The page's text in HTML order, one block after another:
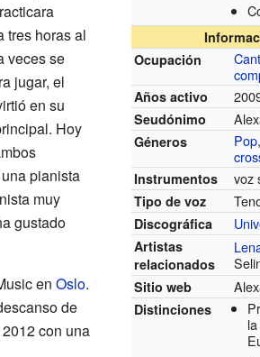
Ocupación
Años activo
Seudónimo
Géneros Pop
Instrumentos voz
Tipo de voz
Discográfica
Artistas
relacionados
Sitio web
Distinciones
tres horas al
veces se
jugar, el
en su
Hoy
pianista
muy
gustado
en Oslo.
de
con una